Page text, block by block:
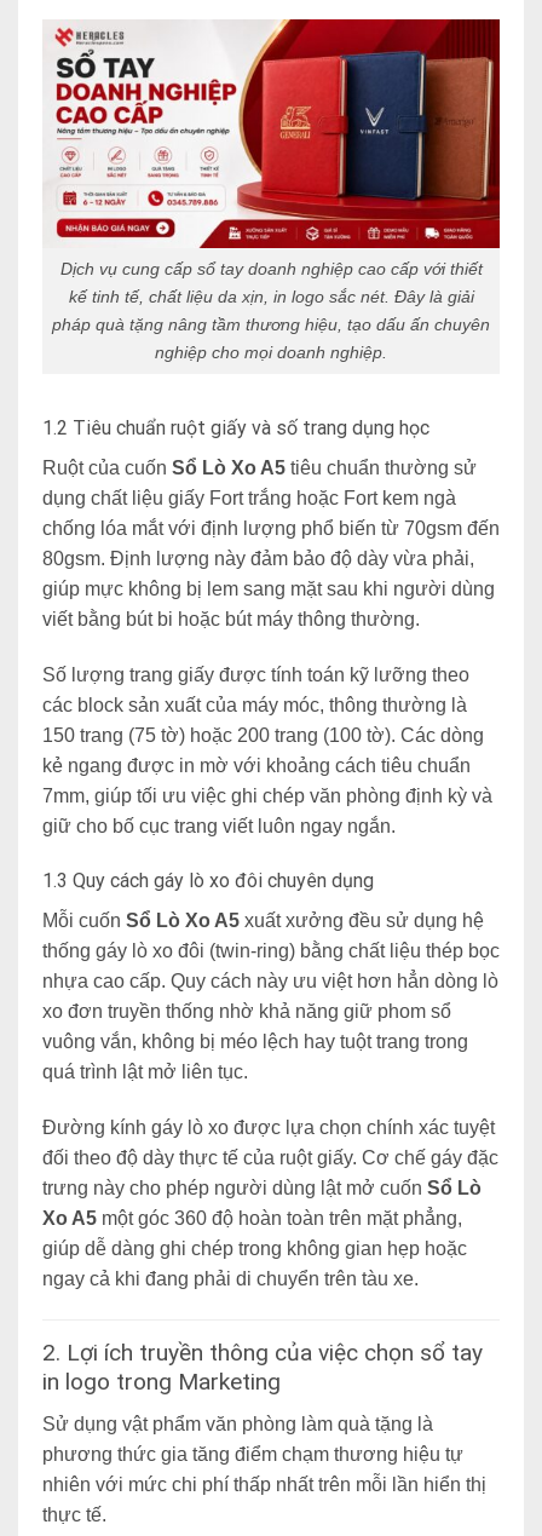
Dịch vụ cung cấp sổ tay doanh nghiệp cao cấp với thiết
kế tinh tế, chất liệu da xịn, in logo sắc nét. Đây là giải
pháp quà tặng nâng tầm thương hiệu, tạo dấu ấn chuyên
nghiệp cho mọi doanh nghiệp.
1.2 Tiêu chuẩn ruột giấy và số trang dụng học
Ruột của cuốn Sổ Lò Xo A5 tiêu chuẩn thường sử
dụng chất liệu giấy Fort trắng hoặc Fort kem ngà
chống lóa mắt với định lượng phổ biến từ 70gsm đến
80gsm. Định lượng này đảm bảo độ dày vừa phải,
giúp mực không bị lem sang mặt sau khi người dùng
viết bằng bút bi hoặc bút máy thông thường.
Số lượng trang giấy được tính toán kỹ lưỡng theo
các block sản xuất của máy móc, thông thường là
150 trang (75 tờ) hoặc 200 trang (100 tờ). Các dòng
kẻ ngang được in mờ với khoảng cách tiêu chuẩn
7mm, giúp tối ưu việc ghi chép văn phòng định kỳ và
giữ cho bố cục trang viết luôn ngay ngắn.
1.3 Quy cách gáy lò xo đôi chuyên dụng
Mỗi cuốn Sổ Lò Xo A5 xuất xưởng đều sử dụng hệ
thống gáy lò xo đôi (twin-ring) bằng chất liệu thép bọc
nhựa cao cấp. Quy cách này ưu việt hơn hẳn dòng lò
xo đơn truyền thống nhờ khả năng giữ phom sổ
vuông vắn, không bị méo lệch hay tuột trang trong
quá trình lật mở liên tục.
Đường kính gáy lò xo được lựa chọn chính xác tuyệt
đối theo độ dày thực tế của ruột giấy. Cơ chế gáy đặc
trưng này cho phép người dùng lật mở cuốn Sổ Lò
Xo A5 một góc 360 độ hoàn toàn trên mặt phẳng,
giúp dễ dàng ghi chép trong không gian hẹp hoặc
ngay cả khi đang phải di chuyển trên tàu xe.
2. Lợi ích truyền thông của việc chọn sổ tay
in logo trong Marketing
Sử dụng vật phẩm văn phòng làm quà tặng là
phương thức gia tăng điểm chạm thương hiệu tự
nhiên với mức chi phí thấp nhất trên mỗi lần hiển thị
thực tế.